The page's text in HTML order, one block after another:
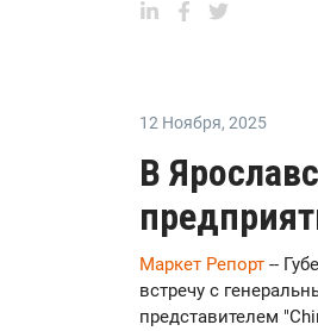
12 Ноября, 2025
В
Маркет Репорт --
встречу с
представителем